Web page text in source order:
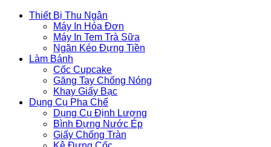
Thiết Bị Thu Ngân
Máy In Hóa Đơn
Máy In Tem Trà Sữa
Ngăn Kéo Đựng Tiền
Làm Bánh
Cốc Cupcake
Găng Tay Chống Nóng
Khay Giấy Bạc
Dụng Cụ Pha Chế
Dụng Cụ Định Lượng
Bình Đựng Nước Ép
Giấy Chống Tràn